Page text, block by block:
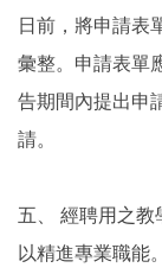
日前，將申請表
彙整。申請表單
告期間內提出申
請。
五、
經聘用之教
以精進專業職能